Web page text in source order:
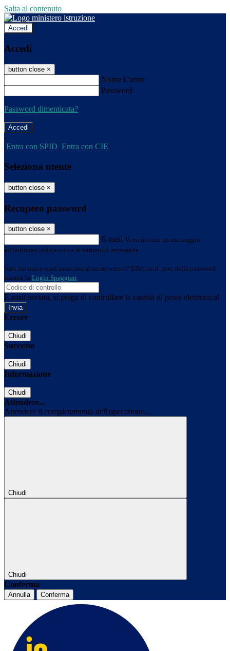
Salta al contenuto
Accedi
Accedi
button close ×
Nome Utente
Password
Password dimenticata?
-
Entra con SPID Entra con CIE
Seleziona utente
button close ×
Recupero password
button close ×
E-mail Verrà inviato un messaggio
all'indirizzo indicato con le istruzioni necessarie.
Non hai una e-mail associata al nome utente? Effettua il reset della password
tramite la Login Spaggiari
E-mail inviata, si prega di controllare la casella di posta elettronica!
Errore
Chiudi
Successo
Chiudi
Informazione
Chiudi
Attendere...
Attendere il completamento dell'operazione...
Chiudi
Chiudi
Conferma
Annulla Conferma